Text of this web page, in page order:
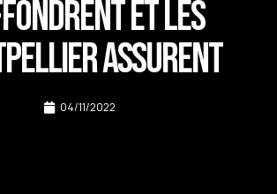
et les
assurent
04/11/2022